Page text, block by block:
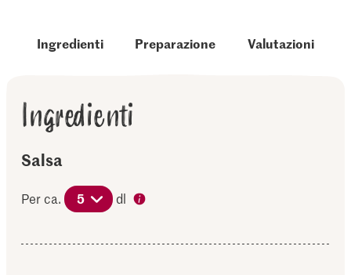
Ingredienti Preparazione Valutazioni
Ingredienti
Salsa
Per ca. 5 dl